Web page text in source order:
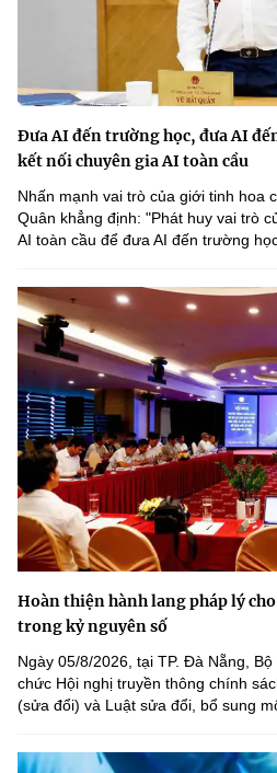
Đưa AI đến trường học, đưa AI
kết nối chuyên gia AI toàn cầu
Nhấn mạnh vai trò của giới tinh hoa
Quân khẳng định: "Phát huy vai trò
AI toàn cầu để đưa AI đến trường
Hoàn thiện hành lang pháp lý
trong kỷ nguyên số
Ngày 05/8/2026, tại TP. Đà Nẵng,
chức Hội nghị truyền thông chính
(sửa đổi) và Luật sửa đổi, bổ sung